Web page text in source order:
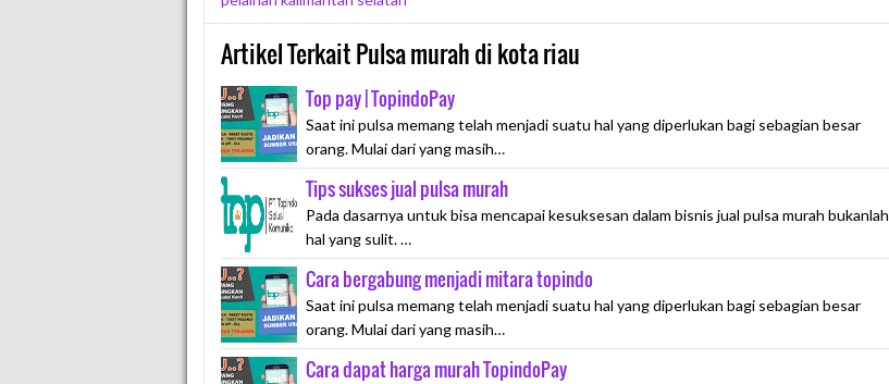
Artikel Terkait Pulsa murah di kota riau
Top pay | TopindoPay
Saat ini pulsa memang telah menjadi suatu hal yang diperlukan bagi sebagian besar
orang. Mulai dari yang masih…
Tips sukses jual pulsa murah
Pada dasarnya untuk bisa mencapai kesuksesan dalam bisnis jual pulsa murah bukanlah
hal yang sulit. …
Cara bergabung menjadi mitara topindo
Saat ini pulsa memang telah menjadi suatu hal yang diperlukan bagi sebagian besar
orang. Mulai dari yang masih…
Cara dapat harga murah TopindoPay